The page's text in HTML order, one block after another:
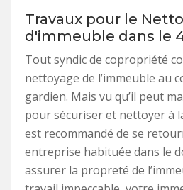
Travaux pour le
d'immeuble dans le
Tout syndic de copropriété
nettoyage de l’immeuble au
gardien. Mais vu qu’il peut
pour sécuriser et nettoyer à
est recommandé de se
entreprise habituée dans le
assurer la propreté de